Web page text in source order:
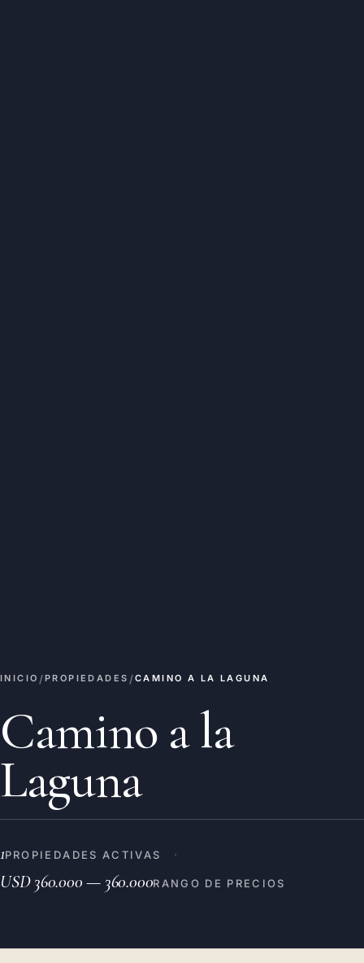
INICIO /PROPIEDADES /CAMINO A LA LAGUNA
Camino a la
Laguna
1PROPIEDADES ACTIVAS ·
USD 360.000 — 360.000RANGO DE PRECIOS